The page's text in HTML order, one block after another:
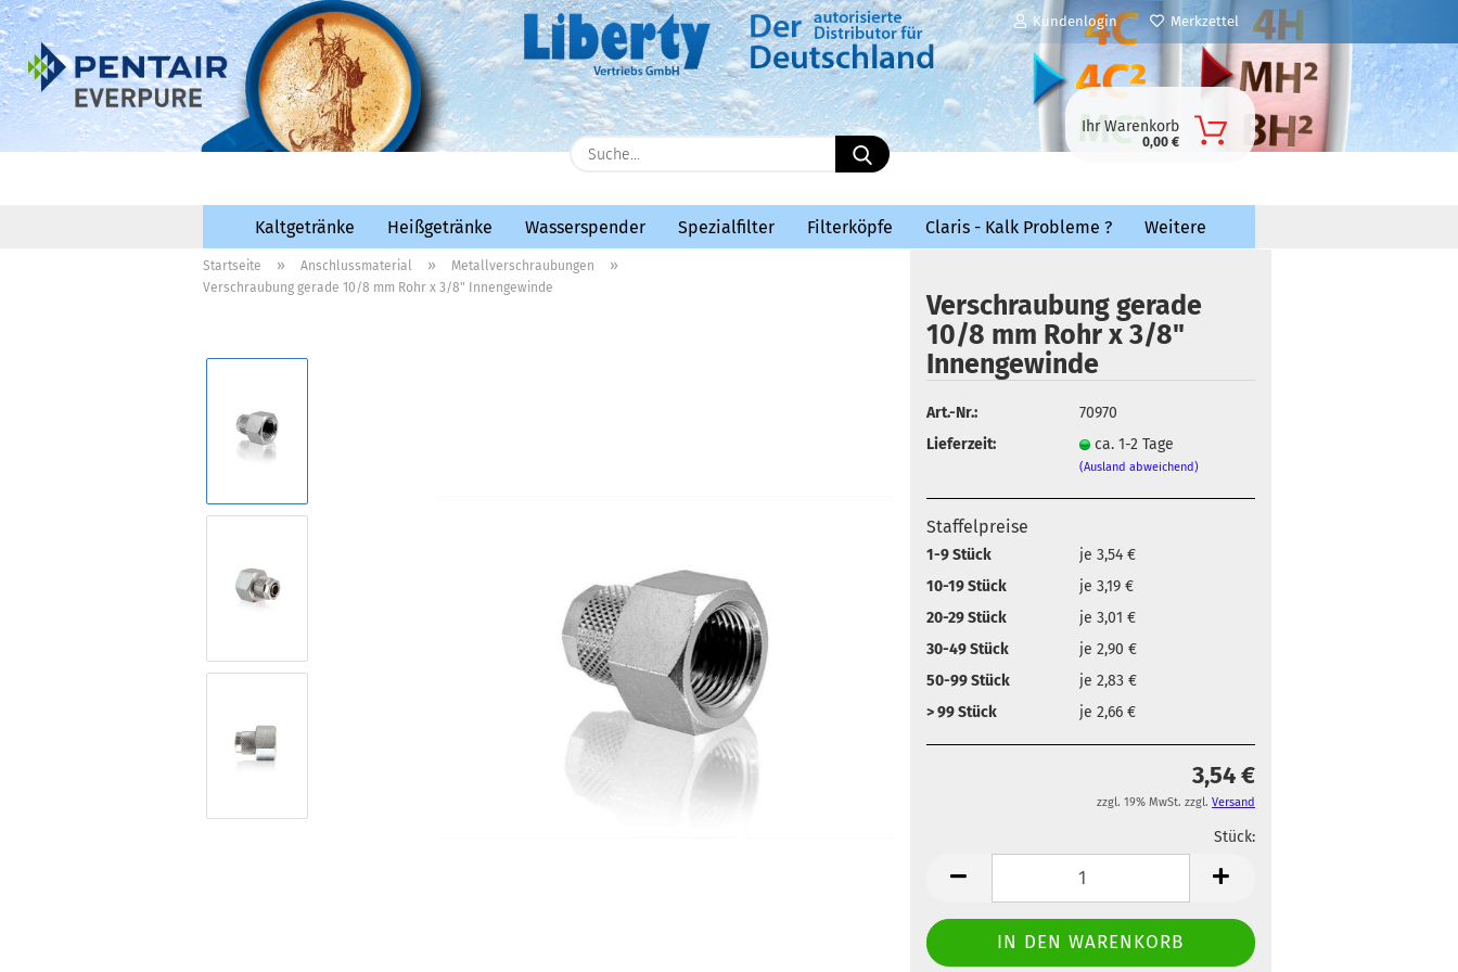
Kundenlogin
E-Mail
Passwort vergessen?
Merkzettel
Suche...
Ihr Warenkorb
0,00 €
Kaltgetränke Heißgetränke Wasserspender Spezialfilter Filterköpfe Claris - Kalk Probleme ? Weitere
Startseite » Anschlussmaterial » Metallverschraubungen »
Verschraubung gerade 10/8 mm Rohr x 3/8" Innengewinde
Verschraubung gerade
10/8 mm Rohr x 3/8"
Innengewinde
Art.-Nr.:
70970
Lieferzeit:
ca. 1-2 Tage
(Ausland abweichend)
Staffelpreise
1-9 Stück
je 3,54 €
10-19 Stück
je 3,19 €
20-29 Stück
je 3,01 €
30-49 Stück
je 2,90 €
50-99 Stück
je 2,83 €
> 99 Stück
je 2,66 €
3,54 €
zzgl. 19% MwSt. zzgl. Versand
Stück: